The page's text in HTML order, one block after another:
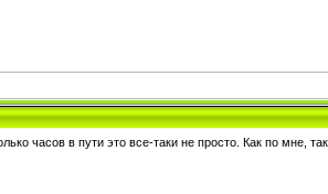
часов в пути это все-таки не просто. Как по мне,